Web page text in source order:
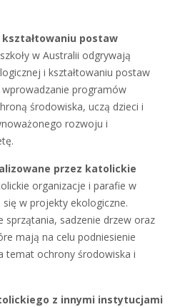
kształtowaniu postaw
w Australii odgrywają
i kształtowaniu postaw
programów
środowiska, uczą dzieci i
rozwoju i
przez katolickie
organizacje i parafie w
w projekty ekologiczne.
sprzątania, sadzenie drzew oraz
mają na celu podniesienie
temat ochrony środowiska i
z innymi instytucjami